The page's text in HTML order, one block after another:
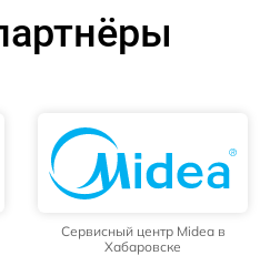
Сервисный центр Midea в
Хабаровске